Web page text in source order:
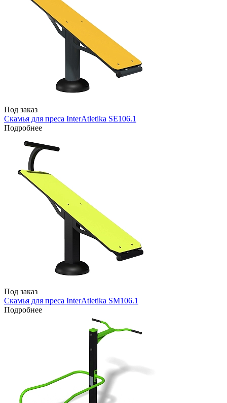
Под заказ
Скамья для преса InterAtletika SE106.1
Подробнее
Под заказ
Скамья для преса InterAtletika SM106.1
Подробнее